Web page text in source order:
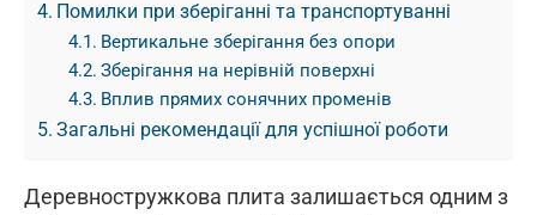
Помилки при зберіганні та транспортуванні
Вертикальне зберігання без опори
Зберігання на нерівній поверхні
Вплив прямих сонячних променів
Загальні рекомендації для успішної роботи
Деревностружкова плита залишається одним з